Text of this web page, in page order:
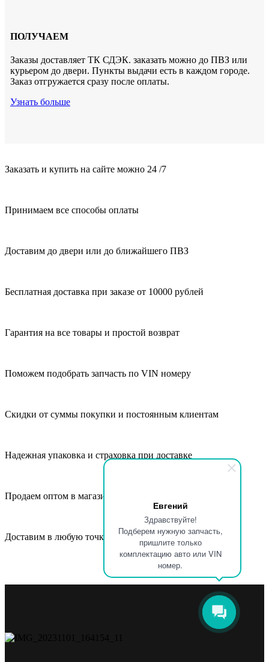
Евгений
Здравствуйте!
Подберем нужную запчасть,
пришлите только
комплектацию авто или VIN
номер.
ПОЛУЧАЕМ
Заказы доставляет ТК СДЭК. заказать можно до ПВЗ или
курьером до двери. Пункты выдачи есть в каждом городе.
Заказ отгружается сразу после оплаты.
Узнать больше
Заказать и купить на сайте можно 24 /7
Принимаем все способы оплаты
Доставим до двери или до ближайшего ПВЗ
Бесплатная доставка при заказе от 10000 рублей
Гарантия на все товары и простой возврат
Поможем подобрать запчасть по VIN номеру
Скидки от суммы покупки и постоянным клиентам
Надежная упаковка и страховка при доставке
Продаем оптом в магазины, СТО и автосервисы
Доставим в любую точку России и СНГ